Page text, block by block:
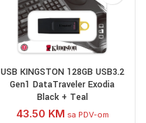
USB KINGSTON 128GB USB3.2
Gen1 DataTraveler Exodia
Black + Teal
43.50 KM sa PDV-om